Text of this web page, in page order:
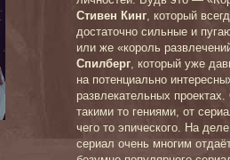
Стивен Кинг, который
достаточно сильные и
или же «король
Спилберг, который уже
на потенциально
развлекательных
такими то гениями, от
чего то эпического. На
сериал очень многим